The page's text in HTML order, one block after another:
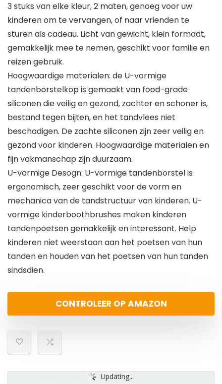
3 stuks van elke kleur, 2 maten, genoeg voor uw
kinderen om te vervangen, of naar vrienden te
sturen als cadeau. Licht van gewicht, klein formaat,
gemakkelijk mee te nemen, geschikt voor familie en
reizen gebruik.
Hoogwaardige materialen: de U-vormige
tandenborstelkop is gemaakt van food-grade
siliconen die veilig en gezond, zachter en schoner is,
bestand tegen bijten, en het tandvlees niet
beschadigen. De zachte siliconen zijn zeer veilig en
gezond voor kinderen. Hoogwaardige materialen en
fijn vakmanschap zijn duurzaam.
U-vormige Desogn: U-vormige tandenborstel is
ergonomisch, zeer geschikt voor de vorm en
mechanica van de tandstructuur van kinderen. U-
vormige kinderboothbrushes maken kinderen
tandenpoetsen gemakkelijk en interessant. Help
kinderen niet weerstaan aan het poetsen van hun
tanden en houden van het poetsen van hun tanden
sindsdien.
CONTROLEER OP AMAZON
Updating...